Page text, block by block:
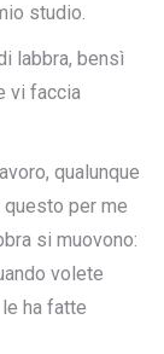
studio.
labbra, bensì
vi faccia
qualunque
per me
si muovono:
volete
ha fatte